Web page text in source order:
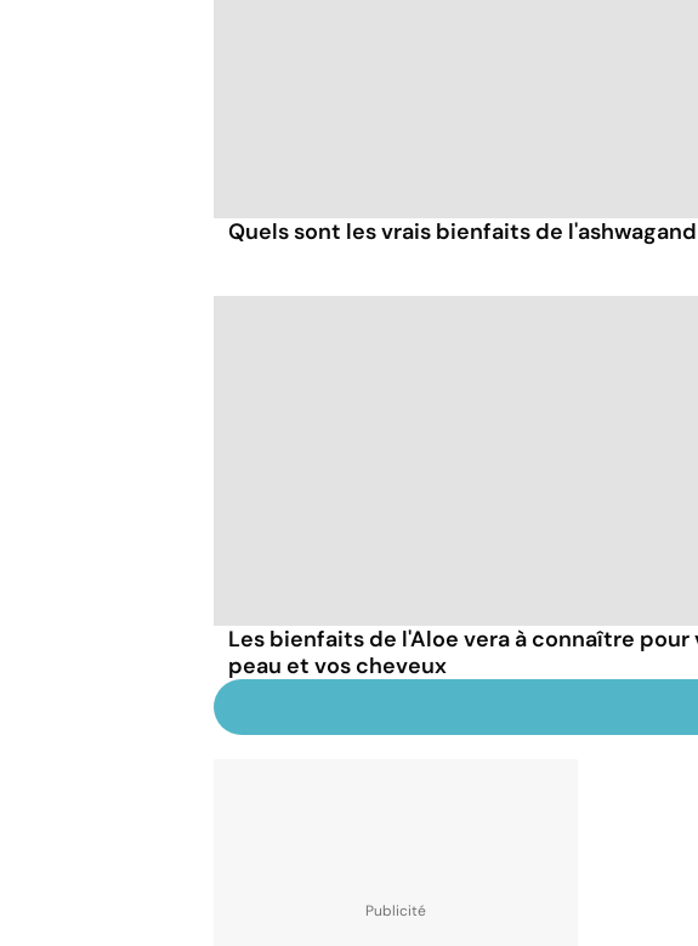
Quels sont les vrais bienfaits de
Les bienfaits de l'Aloe vera à connaître pour
peau et vos cheveux